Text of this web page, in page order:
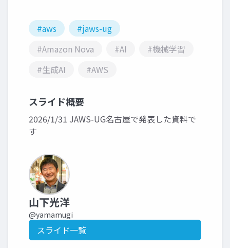
#aws
#jaws-ug
#Amazon Nova
#AI
#機械学習
#生成AI
#AWS
スライド概要
2026/1/31 JAWS-UG名古屋で発表した資料で
す
山下光洋
@yamamugi
スライド一覧